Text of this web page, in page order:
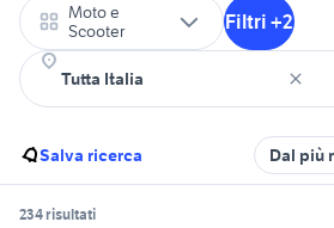
Moto e
Scooter
Filtri +2
Salva ricerca Dal più
234 risultati